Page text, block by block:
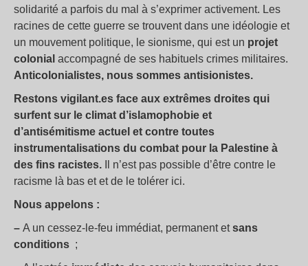
solidarité a parfois du mal à s’exprimer activement. Les
racines de cette guerre se trouvent dans une idéologie et
un mouvement politique, le sionisme, qui est un projet
colonial accompagné de ses habituels crimes militaires.
Anticolonialistes, nous sommes antisionistes.
Restons vigilant.es face aux extrêmes droites qui
surfent sur le climat d’islamophobie et
d’antisémitisme actuel et contre toutes
instrumentalisations du combat pour la Palestine à
des fins racistes. Il n’est pas possible d’être contre le
racisme là bas et et de le tolérer ici.
Nous appelons :
– A un cessez-le-feu immédiat, permanent etsans
conditions ;